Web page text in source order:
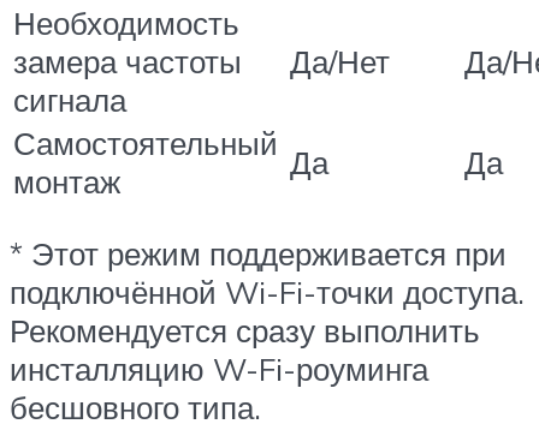
Необходимость
замера частоты
сигнала
Да/Нет Да/
Самостоятельный
монтаж
Да Да
* Этот режим поддерживается при
подключённой Wi-Fi-точки доступа.
Рекомендуется сразу выполнить
инсталляцию W-Fi-роуминга
бесшовного типа.